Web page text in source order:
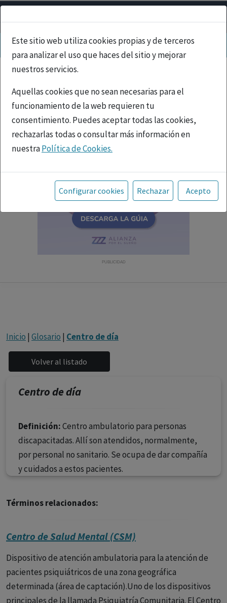
Este sitio web utiliza cookies propias y de terceros
para analizar el uso que haces del sitio y mejorar
nuestros servicios.
Aquellas cookies que no sean necesarias para el
funcionamiento de la web requieren tu
consentimiento. Puedes aceptar todas las cookies,
rechazarlas todas o consultar más información en
nuestraPolítica de Cookies.
Toda la información incluida en la Página Web está
referida a productos del mercado español y, por
tanto, dirigida a profesionales sanitarios legalmente
facultados para prescribir o dispensar medicamentos
con ejercicio profesional. La información técnica de los
fármacos se facilita a título meramente informativo,
Configurar cookies Rechazar Acepto
PUBLICIDAD
Inicio | Glosario | Centro de día
Centro de día
Definición:Centro ambulatorio para personas
discapacitadas. Allí son atendidos, normalmente,
por personal no sanitario. Se ocupa de dar compañía
y cuidados a estos pacientes.
Términos relacionados:
Centro de Salud Mental (CSM)
Dispositivo de atención ambulatoria para la atención de
pacientes psiquiátricos de una zona geográfica
determinada (área de captación).Uno de los dispositivos
principales de la llamada Psiquiatría Comunitaria. El Centro